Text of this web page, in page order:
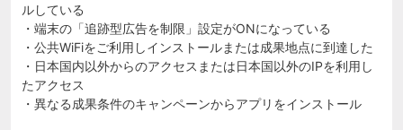
ルしている
・端末の「追跡型広告を制限」設定がONになっている
・公共WiFiをご利用しインストールまたは成果地点に到達した
・日本国内以外からのアクセスまたは日本国以外のIPを利用し
たアクセス
・異なる成果条件のキャンペーンからアプリをインストール